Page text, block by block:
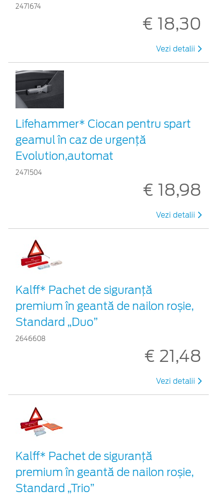
2471674
€ 18,30
Vezi detalii
Lifehammer* Ciocan pentru spart
geamul în caz de urgenţă
Evolution,automat
2471504
€ 18,98
Vezi detalii
Kalff* Pachet de siguranţă
premium în geantă de nailon roșie,
Standard „Duo”
2646608
€ 21,48
Vezi detalii
Kalff* Pachet de siguranţă
premium în geantă de nailon roșie,
Standard „Trio”